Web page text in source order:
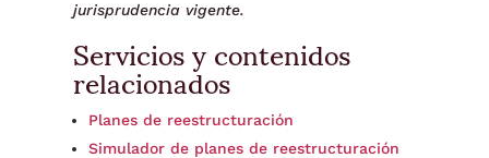
jurisprudencia vigente.
Servicios y contenidos
relacionados
Planes de reestructuración
Simulador de planes de reestructuración